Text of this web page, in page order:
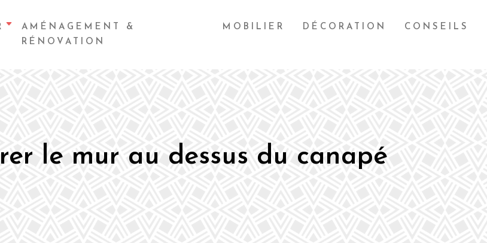
AMÉNAGEMENT &
RÉNOVATION
MOBILIER DÉCORATION CONSEILS
le mur au dessus du canapé